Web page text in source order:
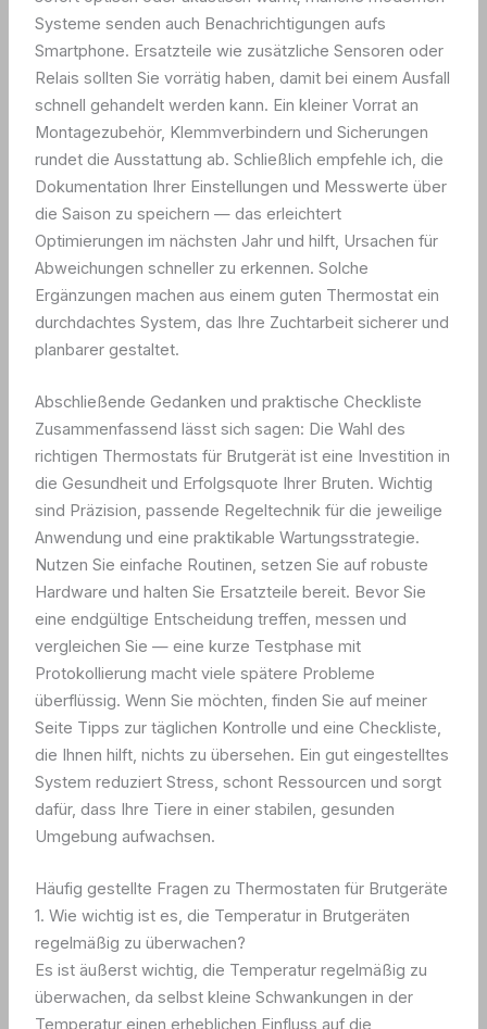
Systeme senden auch Benachrichtigungen aufs
Smartphone. Ersatzteile wie zusätzliche Sensoren oder
Relais sollten Sie vorrätig haben, damit bei einem Ausfall
schnell gehandelt werden kann. Ein kleiner Vorrat an
Montagezubehör, Klemmverbindern und Sicherungen
rundet die Ausstattung ab. Schließlich empfehle ich, die
Dokumentation Ihrer Einstellungen und Messwerte über
die Saison zu speichern — das erleichtert
Optimierungen im nächsten Jahr und hilft, Ursachen für
Abweichungen schneller zu erkennen. Solche
Ergänzungen machen aus einem guten Thermostat ein
durchdachtes System, das Ihre Zuchtarbeit sicherer und
planbarer gestaltet.
Abschließende Gedanken und praktische Checkliste
Zusammenfassend lässt sich sagen: Die Wahl des
richtigen Thermostats für Brutgerät ist eine Investition in
die Gesundheit und Erfolgsquote Ihrer Bruten. Wichtig
sind Präzision, passende Regeltechnik für die jeweilige
Anwendung und eine praktikable Wartungsstrategie.
Nutzen Sie einfache Routinen, setzen Sie auf robuste
Hardware und halten Sie Ersatzteile bereit. Bevor Sie
eine endgültige Entscheidung treffen, messen und
vergleichen Sie — eine kurze Testphase mit
Protokollierung macht viele spätere Probleme
überflüssig. Wenn Sie möchten, finden Sie auf meiner
Seite Tipps zur täglichen Kontrolle und eine Checkliste,
die Ihnen hilft, nichts zu übersehen. Ein gut eingestelltes
System reduziert Stress, schont Ressourcen und sorgt
dafür, dass Ihre Tiere in einer stabilen, gesunden
Umgebung aufwachsen.
Häufig gestellte Fragen zu Thermostaten für Brutgeräte
1. Wie wichtig ist es, die Temperatur in Brutgeräten
regelmäßig zu überwachen?
Es ist äußerst wichtig, die Temperatur regelmäßig zu
überwachen, da selbst kleine Schwankungen in der
Temperatur einen erheblichen Einfluss auf die